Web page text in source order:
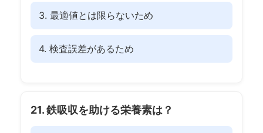
3. 最適値とは限らないため
4. 検査誤差があるため
21. 鉄吸収を助ける栄養素は？